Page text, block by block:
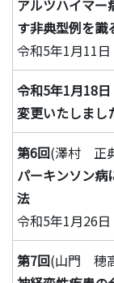
アルツハイマー
す非典型例を識
令和5年1月11
令和5年1月18
変更いたしまし
第6回(澤村 正
パーキンソン病
法
令和5年1月26
第7回(山門 穂